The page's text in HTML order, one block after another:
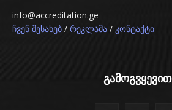
info@accreditation.ge
ჩვენ შესახებ / რეკლამა / კონტაქტი
გამოგვყევით